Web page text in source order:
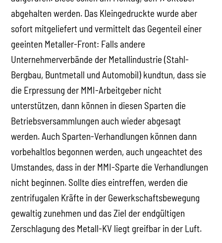
abgehalten werden. Das Kleingedruckte wurde aber
sofort mitgeliefert und vermittelt das Gegenteil einer
geeinten Metaller-Front: Falls andere
Unternehmerverbände der Metallindustrie (Stahl-
Bergbau, Buntmetall und Automobil) kundtun, dass sie
die Erpressung der MMI-Arbeitgeber nicht
unterstützen, dann können in diesen Sparten die
Betriebsversammlungen auch wieder abgesagt
werden. Auch Sparten-Verhandlungen können dann
vorbehaltlos begonnen werden, auch ungeachtet des
Umstandes, dass in der MMI-Sparte die Verhandlungen
nicht beginnen. Sollte dies eintreffen, werden die
zentrifugalen Kräfte in der Gewerkschaftsbewegung
gewaltig zunehmen und das Ziel der endgültigen
Zerschlagung des Metall-KV liegt greifbar in der Luft.